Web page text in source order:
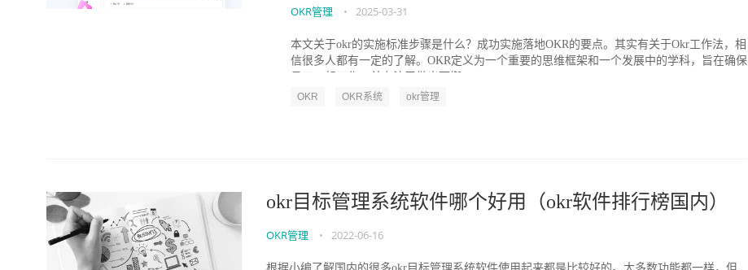
OKR管理 • 2025-03-31
本文关于okr的实施标准步骤是什么？成功实施落地OKR的要点。其实有关于Okr工作法，相
信很多人都有一定的了解。OKR定义为一个重要的思维框架和一个发展中的学科，旨在确保
OKR OKR系统 okr管理
okr目标管理系统软件哪个好用（okr软件排行榜国内）
OKR管理 • 2022-06-16